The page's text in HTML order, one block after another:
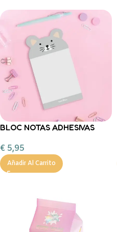
BLOC NOTAS ADHESIVAS
€ 5,95
Añadir Al Carrito